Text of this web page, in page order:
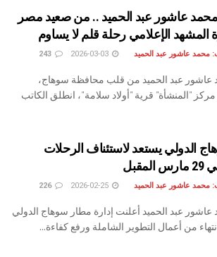
محمد عاشور عبد الحميد .. من صعيد مصر
المشهد الإعلامي رحلة قلم لا يساوم
محمد عاشور عبد الحميد
عبد الحميد من قلب محافظة سوهاج،
"المنشأة" قرية "أولاد سلامة"، انطلق الكاتب
الدولي يستعد لاستئناف الرحلات
محمد عاشور عبد الحميد 226
عبد الحميد أعلنت إدارة مطار سوهاج الدولي
من أعمال التطوير الشاملة ورفع كفاءة...